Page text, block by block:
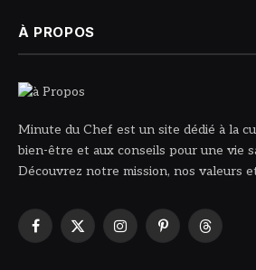
À PROPOS
Minute du Chef est un site dédié à la
bien-être et aux conseils pour une vie
Découvrez notre mission, nos valeurs
Facebook
X
InstagramPinterestThreads